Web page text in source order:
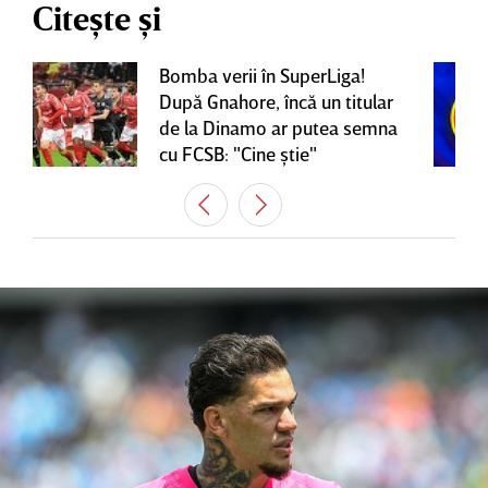
Citește și
Bomba verii în SuperLiga!
După Gnahore, încă un titular
de la Dinamo ar putea semna
cu FCSB: "Cine ştie"